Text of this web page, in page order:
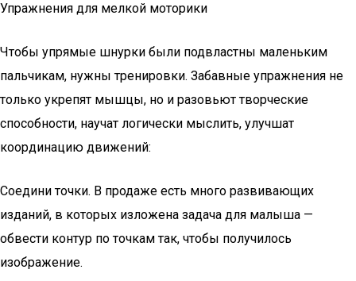
Упражнения для мелкой моторики
Чтобы упрямые шнурки были подвластны маленьким
пальчикам, нужны тренировки. Забавные упражнения не
только укрепят мышцы, но и разовьют творческие
способности, научат логически мыслить, улучшат
координацию движений:
Соедини точки. В продаже есть много развивающих
изданий, в которых изложена задача для малыша —
обвести контур по точкам так, чтобы получилось
изображение.